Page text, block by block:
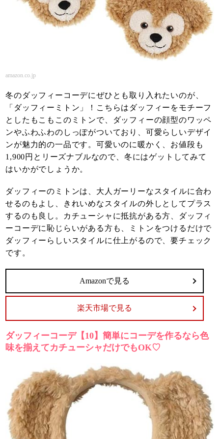
amazon.co.jp
冬のダッフィーコーデにぜひとも取り入れたいのが、
「ダッフィーミトン」！こちらはダッフィーをモチーフ
としたもこもこのミトンで、ダッフィーの顔型のワッペ
ンやふわふわのしっぽがついており、可愛らしいデザイ
ンが魅力的の一品です。可愛いのに暖かく、お値段も
1,900円とリーズナブルなので、冬にはゲットしてみて
はいかがでしょうか。
ダッフィーのミトンは、大人ガーリーなスタイルに合わ
せるのもよし、きれいめなスタイルの外しとしてプラス
するのも良し。カチューシャに抵抗がある方、ダッフィ
ーコーデに恥じらいがある方も、ミトンをつけるだけで
ダッフィーらしいスタイルに仕上がるので、要チェック
です。
Amazonで見る
楽天市場で見る
ダッフィーコーデ【10】簡単にコーデを作るなら色
味を揃えてカチューシャだけでもOK♡